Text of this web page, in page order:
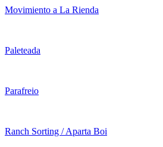
Movimiento a La Rienda
Paleteada
Parafreio
Ranch Sorting / Aparta Boi